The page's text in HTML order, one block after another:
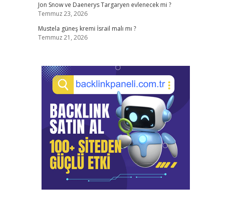
Jon Snow ve Daenerys Targaryen evlenecek mi ?
Temmuz 23, 2026
Mustela güneş kremi İsrail malı mı ?
Temmuz 21, 2026